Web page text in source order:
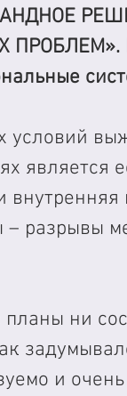
является
разрывы
ни
и